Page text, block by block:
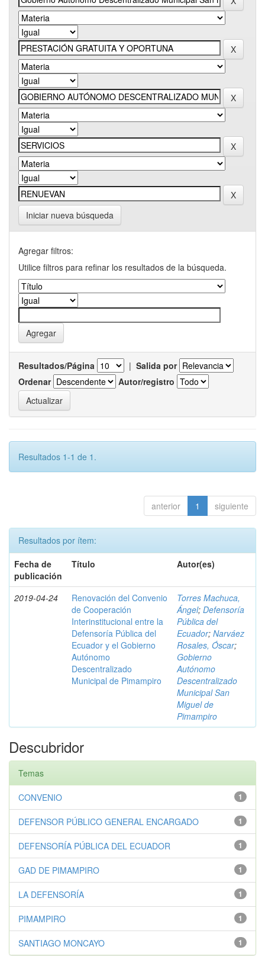
Iniciar nueva búsqueda
Agregar filtros:
Utilice filtros para refinar los resultados de la búsqueda.
Resultados/Página | Salida por
Ordenar
Autor/registro
Resultados 1-1 de 1.
anterior 1 siguiente
Resultados por ítem:
Fecha de
publicación
Título Autor(es)
2019-04-24
Renovación del Convenio
de Cooperación
Interinstitucional entre la
Defensoría Pública del
Ecuador y el Gobierno
Autónomo
Descentralizado
Municipal de Pimampiro
Torres Machuca,
Ángel; Defensoría
Pública del
Ecuador; Narváez
Rosales, Óscar;
Gobierno
Autónomo
Descentralizado
Municipal San
Miguel de
Pimampiro
Descubridor
Temas
1
CONVENIO
1
DEFENSOR PÚBLICO GENERAL ENCARGADO
1
DEFENSORÍA PÚBLICA DEL ECUADOR
1
GAD DE PIMAMPIRO
1
LA DEFENSORÍA
1
PIMAMPIRO
1
SANTIAGO MONCAYO